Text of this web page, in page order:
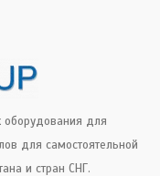
оборудования для
для самостоятельной
и стран СНГ.